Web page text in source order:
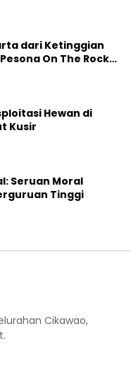
dari Ketinggian
On The Rock
Daun
Hewan di
Kusir
Seruan Moral
Tinggi
Cikawao,